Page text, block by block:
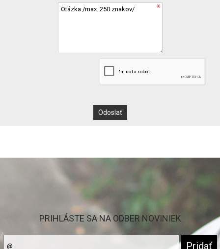
PRIHLÁSTE SA NA ODBER NOVINIEK